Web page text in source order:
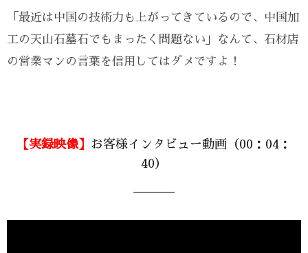
「最近は中国の技術力も上がってきているので、中国加
工の天山石墓石でもまったく問題ない」なんて、石材店
の営業マンの言葉を信用してはダメですよ！
【実録映像】 お客様インタビュー動画（00：04：
40）